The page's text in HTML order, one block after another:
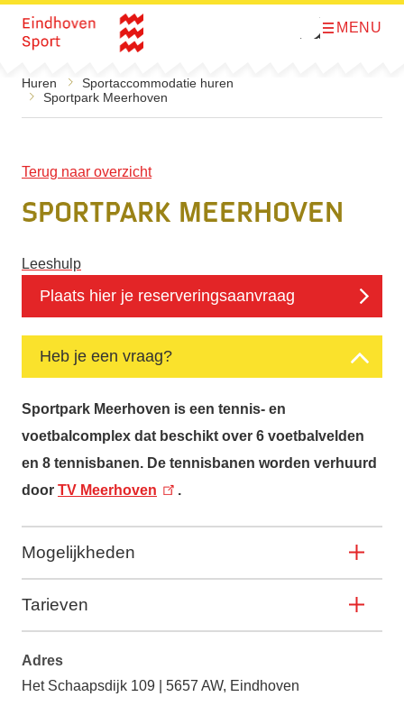
Direct naar de inhoud
O
MENU
Huren
Sportaccommodatie huren
Sportpark Meerhoven
Terug naar overzicht
Sportpark Meerhoven
Leeshulp
Plaats hier je reserveringsaanvraag
Heb je een vraag?
Sportpark Meerhoven is een tennis- en
voetbalcomplex dat beschikt over 6 voetbalvelden
en 8 tennisbanen. De tennisbanen worden verhuurd
door TV Meerhoven .
Mogelijkheden
Tarieven
Adres
Het Schaapsdijk 109 | 5657 AW, Eindhoven